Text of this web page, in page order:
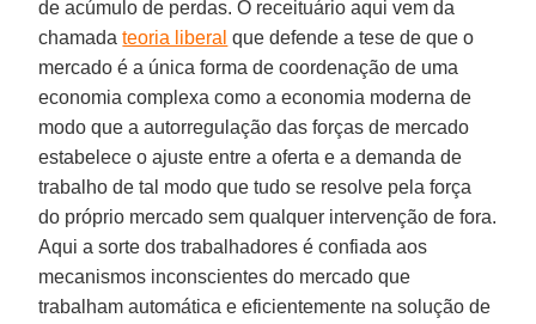
de acúmulo de perdas. O receituário aqui vem da
chamadateoria liberal que defende a tese de que o
mercado é a única forma de coordenação de uma
economia complexa como a economia moderna de
modo que a autorregulação das forças de mercado
estabelece o ajuste entre a oferta e a demanda de
trabalho de tal modo que tudo se resolve pela força
do próprio mercado sem qualquer intervenção de fora.
Aqui a sorte dos trabalhadores é confiada aos
mecanismos inconscientes do mercado que
trabalham automática e eficientemente na solução de